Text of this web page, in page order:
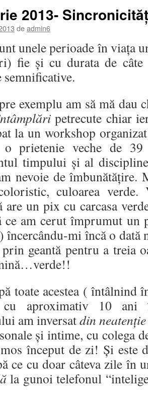
2013-
deadmin6
perioade în viaţa
fie şi cu durata de
am să mă dau
petrecute chiar
la un workshop
prietenie veche de
timpului şi al
nevoie de îmbunătăţire.
culoarea verde.
are un pix cu carcasa
ce am cerut împrumut
încercându-mi încă o dată
geantă pentru a treia
acestea ( întâlnind în
cu aproximativ 10
am inversatdin neatenţie
şi intime, cu
început de zi! Şi este
ce cu doar câteva zile în
la gunoi telefonul